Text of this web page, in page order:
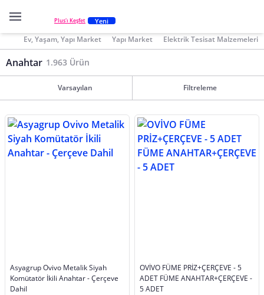
Plus'ı Keşfet Yeni
Ev, Yaşam, Yapı Market Yapı Market Elektrik Tesisat Malzemeleri
Anahtar 1.963 Ürün
Varsayılan Filtreleme
Asyagrup Ovivo Metalik Siyah
Komütatör İkili Anahtar - Çerçeve
Dahil
OVİVO FÜME PRİZ+ÇERÇEVE - 5
ADET FÜME ANAHTAR+ÇERÇEVE -
5 ADET